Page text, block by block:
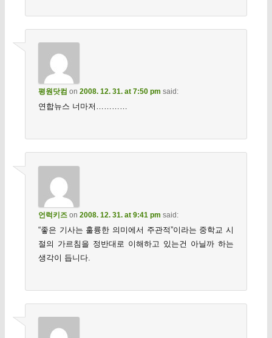
평원닷컴 on 2008. 12. 31. at 7:50 pm said:
연합뉴스 너마저…………
언럭키즈on 2008. 12. 31. at 9:41 pm said:
“좋은 기사는 훌륭한 의미에서 주관적”이라는 중학교 시
절의 가르침을 정반대로 이해하고 있는건 아닐까 하는
생각이 듭니다.